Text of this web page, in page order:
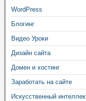
WordPress
Блогинг
Видео Уроки
Дизайн сайта
Домен и хостинг
Заработать на сайте
Искусственный